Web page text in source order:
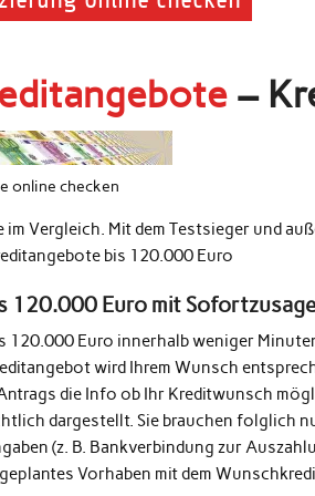
–
online checken
Vergleich. Mit dem Testsieger und
bis 120.000 Euro
120.000 Euro mit
120.000 Euro innerhalb weniger
wird Ihrem Wunsch
die Info ob Ihr Kreditwunsch
dargestellt. Sie brauchen folglich
(z. B. Bankverbindung zur
Vorhaben mit dem